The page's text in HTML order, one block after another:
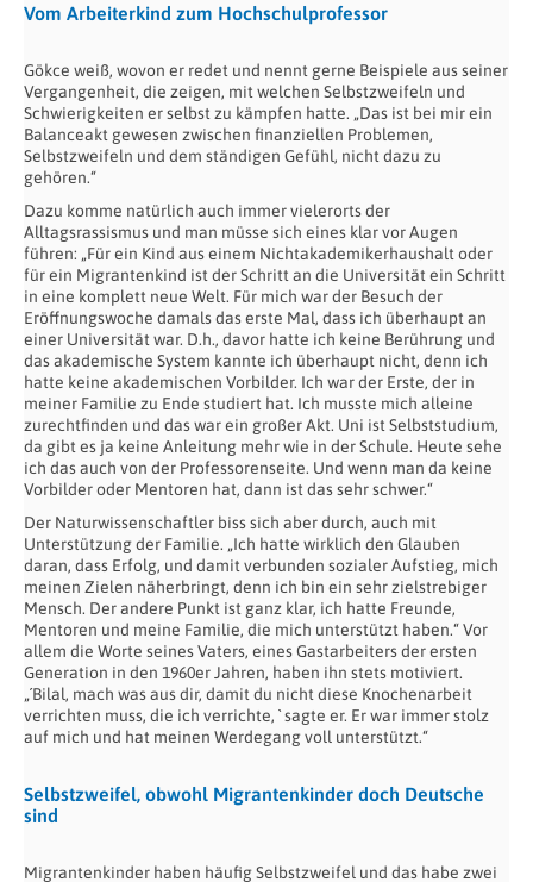
Vom Arbeiterkind zum Hochschulprofessor
Gökce weiß, wovon er redet und nennt gerne Beispiele aus seiner
Vergangenheit, die zeigen, mit welchen Selbstzweifeln und
Schwierigkeiten er selbst zu kämpfen hatte. „Das ist bei mir ein
Balanceakt gewesen zwischen finanziellen Problemen,
Selbstzweifeln und dem ständigen Gefühl, nicht dazu zu
gehören.“
Dazu komme natürlich auch immer vielerorts der
Alltagsrassismus und man müsse sich eines klar vor Augen
führen: „Für ein Kind aus einem Nichtakademikerhaushalt oder
für ein Migrantenkind ist der Schritt an die Universität ein Schritt
in eine komplett neue Welt. Für mich war der Besuch der
Eröffnungswoche damals das erste Mal, dass ich überhaupt an
einer Universität war. D.h., davor hatte ich keine Berührung und
das akademische System kannte ich überhaupt nicht, denn ich
hatte keine akademischen Vorbilder. Ich war der Erste, der in
meiner Familie zu Ende studiert hat. Ich musste mich alleine
zurechtfinden und das war ein großer Akt. Uni ist Selbststudium,
da gibt es ja keine Anleitung mehr wie in der Schule. Heute sehe
ich das auch von der Professorenseite. Und wenn man da keine
Vorbilder oder Mentoren hat, dann ist das sehr schwer.“
Der Naturwissenschaftler biss sich aber durch, auch mit
Unterstützung der Familie. „Ich hatte wirklich den Glauben
daran, dass Erfolg, und damit verbunden sozialer Aufstieg, mich
meinen Zielen näherbringt, denn ich bin ein sehr zielstrebiger
Mensch. Der andere Punkt ist ganz klar, ich hatte Freunde,
Mentoren und meine Familie, die mich unterstützt haben.“ Vor
allem die Worte seines Vaters, eines Gastarbeiters der ersten
Generation in den 1960er Jahren, haben ihn stets motiviert.
„´Bilal, mach was aus dir, damit du nicht diese Knochenarbeit
verrichten muss, die ich verrichte, ` sagte er. Er war immer stolz
auf mich und hat meinen Werdegang voll unterstützt.“
Selbstzweifel, obwohl Migrantenkinder doch Deutsche
sind
Migrantenkinder haben häufig Selbstzweifel und das habe zwei